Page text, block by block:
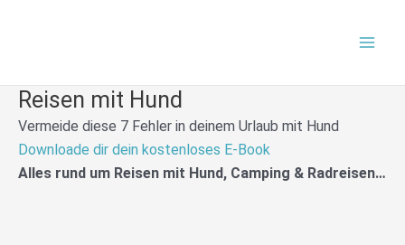
Reisen mit Hund
Vermeide diese 7 Fehler in deinem Urlaub mit Hund
Downloade dir dein kostenloses E-Book
Alles rund um Reisen mit Hund, Camping & Radreisen…